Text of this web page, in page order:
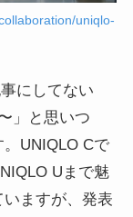
uniqlo-
にしてない
」と思いつ
UNIQLO Cで
Uまで魅
ますが、発表